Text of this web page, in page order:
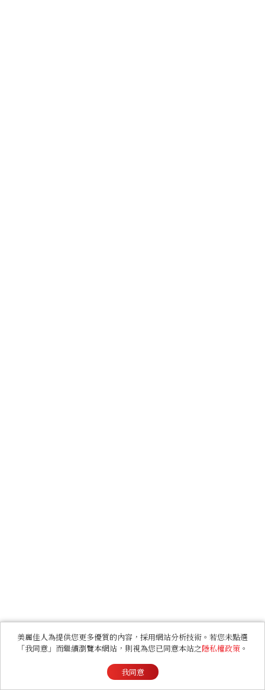
美麗佳人為提供您更多優質的內容，採用網站分析技術。若您未點選
「我同意」而繼續瀏覽本網站，則視為您已同意本站之隱私權政策 。
我同意